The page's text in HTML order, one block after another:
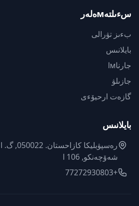
سءىلتەмەلەر
بءىز تۋرالى
بايلانىس
جارناмا
جازىلۋ
گازەت ارحيۆءى
بايلانىس
شەۆچەنكو, 106 ا
+77272930803